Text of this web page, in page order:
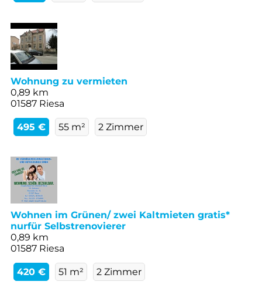
Wohnung zu vermieten
0,89 km
01587 Riesa
495 € 55 m² 2 Zimmer
Wohnen im Grünen/ zwei Kaltmieten gratis*
nurfür Selbstrenovierer
0,89 km
01587 Riesa
420 € 51 m² 2 Zimmer